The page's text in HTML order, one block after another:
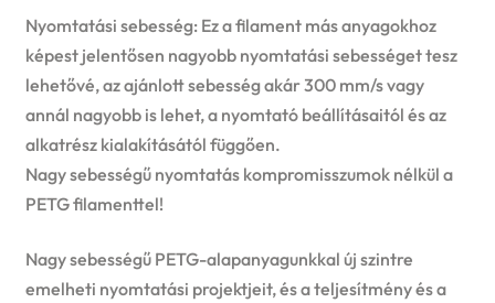
Nyomtatási sebesség: Ez a filament más anyagokhoz
képest jelentősen nagyobb nyomtatási sebességet tesz
lehetővé, az ajánlott sebesség akár 300 mm/s vagy
annál nagyobb is lehet, a nyomtató beállításaitól és az
alkatrész kialakításától függően.
Nagy sebességű nyomtatás kompromisszumok nélkül a
PETG filamenttel!
Nagy sebességű PETG-alapanyagunkkal új szintre
emelheti nyomtatási projektjeit, és a teljesítmény és a